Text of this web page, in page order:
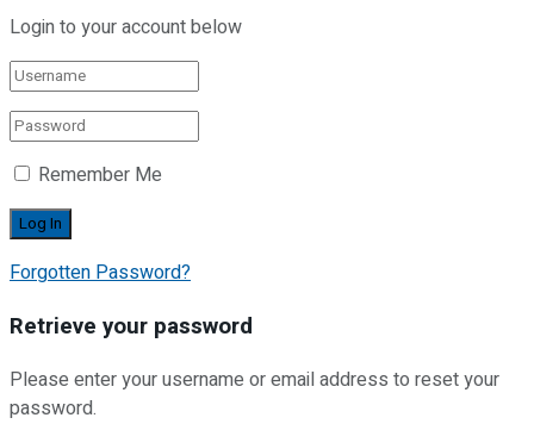
Login to your account below
Remember Me
Forgotten Password?
Retrieve your password
Please enter your username or email address to reset your
password.